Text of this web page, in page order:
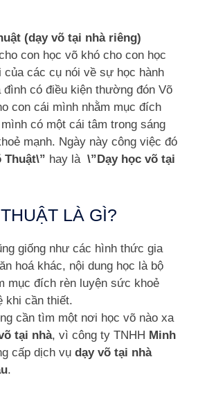
(dạy võ tại nhà riêng)
con học võ khó cho con học
của các cụ nói về sự học hành
có điều kiện thường đón Võ
con cái mình nhằm mục đích
có một cái tâm trong sáng
mạnh. Ngày này công việc đó
Thuật\” hay là \”Dạy học võ tại
LÀ GÌ?
giống như các hình thức gia
hoá khác, nội dung học là bộ
mục đích rèn luyện sức khoẻ
khi cần thiết.
cần tìm một nơi học võ nào xa
tại nhà, vì công ty TNHH Minh
cấp dịch vụdạy võ tại nhà
.